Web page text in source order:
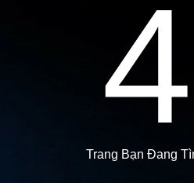
Trang Bạn Đang